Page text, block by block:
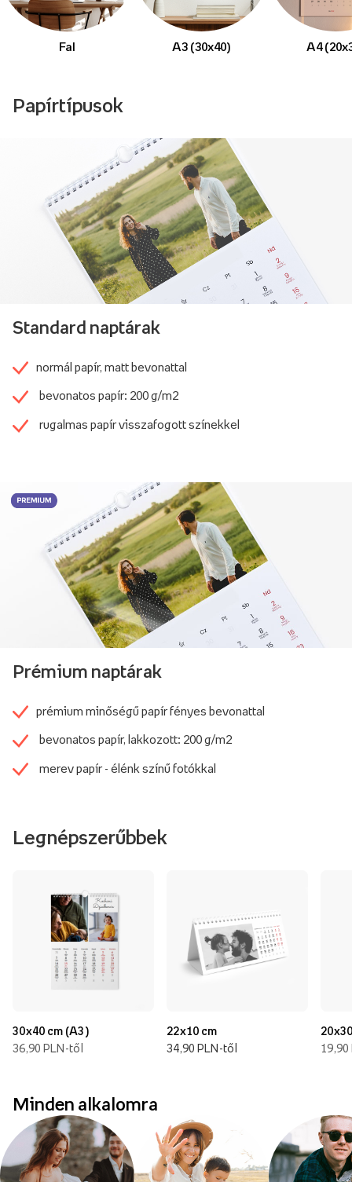
Fal A3 (30x40) A4
Papírtípusok
Standard naptárak
normál papír, matt bevonattal
bevonatos papír: 200 g/m2
rugalmas papír visszafogott színekkel
Prémium naptárak
prémium minőségű papír fényes bevonattal
bevonatos papír, lakkozott: 200 g/m2
merev papír - élénk színű fotókkal
Legnépszerűbbek
30x40 cm (A3)
36,90 PLN-től
22x10 cm
34,90 PLN-től
Minden alkalomra